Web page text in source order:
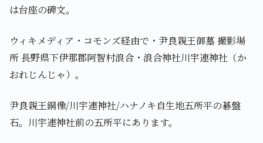
は台座の碑文。
ウィキメディア・コモンズ経由で・尹良親王御墓 撮影場
所 長野県下伊那郡阿智村浪合・浪合神社川宇連神社（か
おれじんじゃ）。
尹良親王銅像/川宇連神社/ハナノキ自生地五所平の碁盤
石。川宇連神社前の五所平にあります。